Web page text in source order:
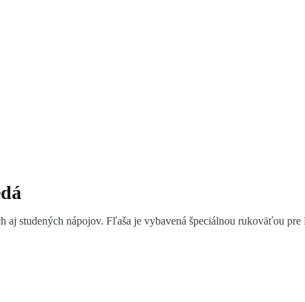
studených nápojov. Fľaša je vybavená špeciálnou rukoväťou